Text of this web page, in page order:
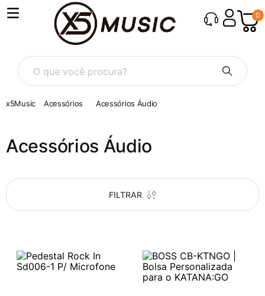
0
O que você procura?
Acessórios Acessórios Áudio
Acessórios Áudio
FILTRAR